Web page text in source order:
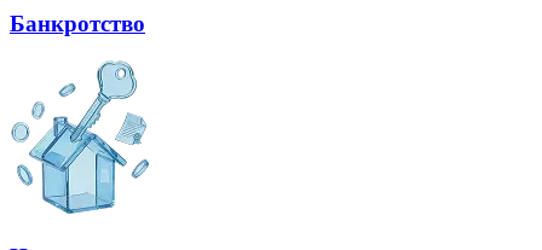
Банкротство